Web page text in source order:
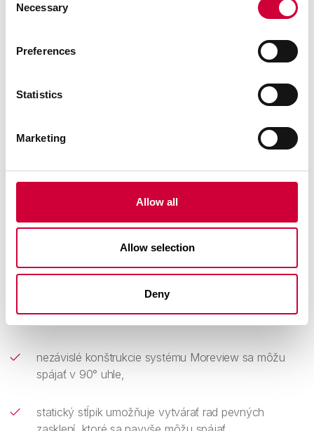
Selection
Necessary
Preferences
Statistics
Marketing
Allow all
Allow selection
Deny
Výhody systému
neobmedzený prístup slnečného svetla – 98%
transparentnosť,
nezávislé konštrukcie systému Moreview sa môžu
spájať v 90° uhle,
statický stĺpik umožňuje vytvárať rad pevných